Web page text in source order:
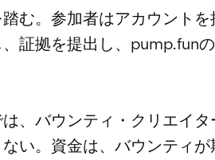
む。参加者はアカウントを
証拠を提出し、pump.fun
、バウンティ・クリエイタ
い。資金は、バウンティが